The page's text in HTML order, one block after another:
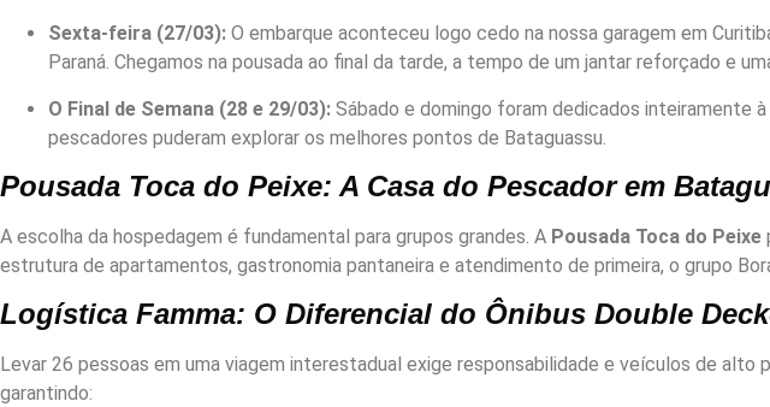
Sexta-feira (27/03): O embarque aconteceu logo cedo na nossa garagem em
Paraná. Chegamos na pousada ao final da tarde, a tempo de um jantar reforçado e
O Final de Semana (28 e 29/03): Sábado e domingo foram dedicados inteiramente
pescadores puderam explorar os melhores pontos de Bataguassu.
Pousada Toca do Peixe: A Casa do Pescador em
A escolha da hospedagem é fundamental para grupos grandes. A Pousada Toca do Peixe
estrutura de apartamentos, gastronomia pantaneira e atendimento de primeira, o grupo
Logística Famma: O Diferencial do Ônibus Double
Levar 26 pessoas em uma viagem interestadual exige responsabilidade e veículos de alto
garantindo: